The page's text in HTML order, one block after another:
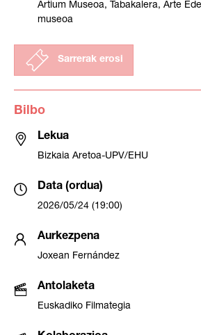
Artium Museoa, Tabakalera, Arte
museoa
Sarrerak erosi
Bilbo
Lekua
Bizkaia Aretoa-UPV/EHU
Data (ordua)
2026/05/24 (19:00)
Aurkezpena
Joxean Fernández
Antolaketa
Euskadiko Filmategia